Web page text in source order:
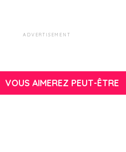
ADVERTISEMENT
VOUS AIMEREZ PEUT-ÊTRE